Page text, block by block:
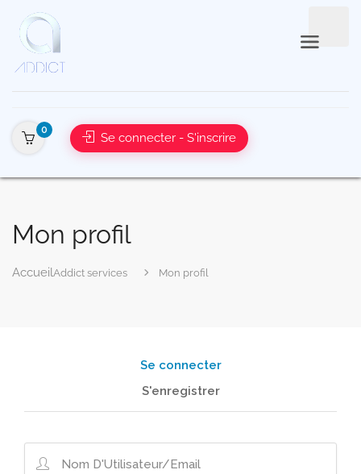
0
Se connecter - S'inscrire
Mon profil
Addict services Mon profil
Se connecter
S'enregistrer